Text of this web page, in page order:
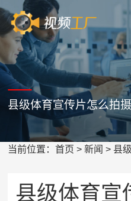
县级体育宣传片怎么拍摄
当前位置：首页 >新闻 > 县
县级体育宣